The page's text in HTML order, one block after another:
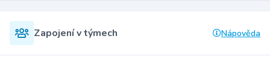
Zapojení v týmech Nápověda